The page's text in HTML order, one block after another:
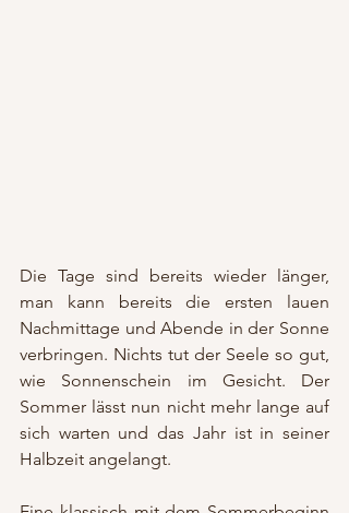
Die Tage sind bereits wieder länger,
man kann bereits die ersten lauen
Nachmittage und Abende in der Sonne
verbringen. Nichts tut der Seele so gut,
wie Sonnenschein im Gesicht. Der
Sommer lässt nun nicht mehr lange auf
sich warten und das Jahr ist in seiner
Halbzeit angelangt.